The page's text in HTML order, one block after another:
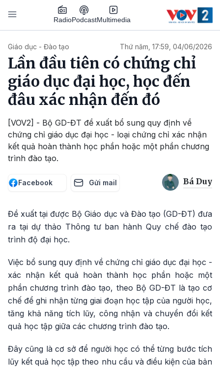
Nhảy đến nội dung
RadioPodcastMultimedia
Giáo dục - Đào tạo Thứ năm, 17:59, 04/06/2026
Lần đầu tiên có chứng chỉ
giáo dục đại học, học đến
đâu xác nhận đến đó
[VOV2] - Bộ GD-ĐT đề xuất bổ sung quy định về
chứng chỉ giáo dục đại học - loại chứng chỉ xác nhận
kết quả hoàn thành học phần hoặc một phần chương
trình đào tạo.
Facebook Gửi mail Bá Duy
Đề xuất tại được Bộ Giáo dục và Đào tạo (GD-ĐT) đưa
ra tại dự thảo Thông tư ban hành Quy chế đào tạo
trình độ đại học.
Việc bổ sung quy định về chứng chỉ giáo dục đại học -
xác nhận kết quả hoàn thành học phần hoặc một
phần chương trình đào tạo, theo Bộ GD-ĐT là tạo cơ
chế để ghi nhận từng giai đoạn học tập của người học,
tăng khả năng tích lũy, công nhận và chuyển đổi kết
quả học tập giữa các chương trình đào tạo.
Đây cũng là cơ sở để người học có thể từng bước tích
lũy kết quả học tập theo nhu cầu và điều kiện của bản